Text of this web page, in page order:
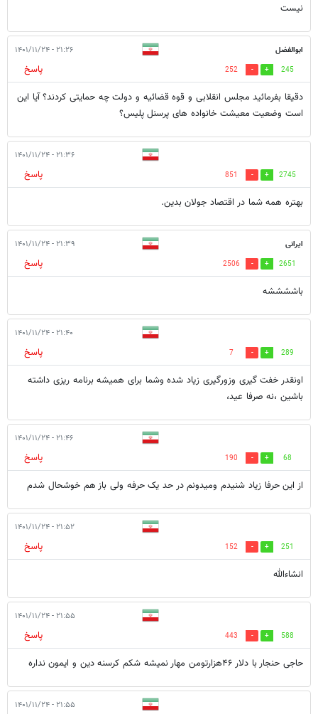
نیست
ابوالفضل ۲۱:۲۶ - ۱۴۰۱/۱۱/۲۴
245
252
پاسخ
دقیقا بفرمائید مجلس انقلابی و قوه قضائیه و دولت چه حمایتی کردند؟ آیا این
است وضعیت معیشت خانواده های پرسنل پلیس؟
۲۱:۳۶ - ۱۴۰۱/۱۱/۲۴
2745
851
پاسخ
بهتره همه شما در اقتصاد جولان بدین.
ایرانی ۲۱:۳۹ - ۱۴۰۱/۱۱/۲۴
2651
2506
پاسخ
باششششه
۲۱:۴۰ - ۱۴۰۱/۱۱/۲۴
289
7
پاسخ
اونقدر خفت گیری وزورگیری زیاد شده وشما برای همیشه برنامه ریزی داشته
باشین ،نه صرفا عید،
۲۱:۴۶ - ۱۴۰۱/۱۱/۲۴
68
190
پاسخ
از این حرفا زیاد شنیدم ومیدونم در حد یک حرفه ولی باز هم خوشحال شدم
۲۱:۵۲ - ۱۴۰۱/۱۱/۲۴
251
152
پاسخ
انشاءالله
۲۱:۵۵ - ۱۴۰۱/۱۱/۲۴
588
443
پاسخ
حاجی حنجار با دلار ۴۶هزارتومن مهار نمیشه شکم کرسنه دین و ایمون نداره
۲۱:۵۵ - ۱۴۰۱/۱۱/۲۴